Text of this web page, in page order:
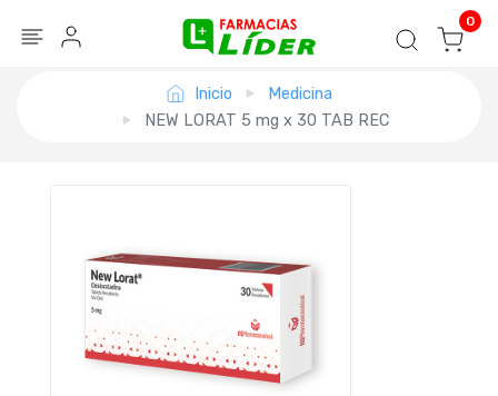
Seguir mi pedido 0
Inicio
Medicina
NEW LORAT 5 mg x 30 TAB REC